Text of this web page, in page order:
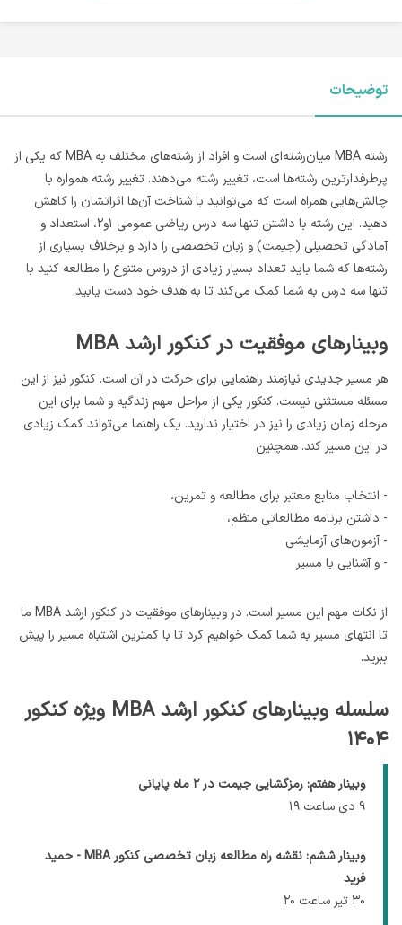
توضیحات
رشته MBA میان‌رشته‌ای است و افراد از رشته‌های مختلف به MBA که یکی از
پرطرفدارترین رشته‌ها است، تغییر رشته می‌دهند. تغییر رشته‌ همواره با
چالش‌هایی همراه است که می‌توانید با شناخت آن‌ها اثراتشان را کاهش
دهید. این رشته با داشتن تنها سه درس ریاضی عمومی ۱و۲، استعداد و
آمادگی تحصیلی (جیمت)‌ و زبان تخصصی را دارد و برخلاف بسیاری از
رشته‌ها که شما باید تعداد بسیار زیادی از دروس متنوع را مطالعه کنید با
تنها سه درس به شما کمک می‌کند تا به هدف‌ خود دست یابید.
وبینارهای موفقیت در کنکور ارشد MBA
هر مسیر جدیدی نیازمند راهنمایی برای حرکت در آن است. کنکور نیز از این
مسئله مستثنی نیست. کنکور یکی از مراحل مهم زندگیه و شما برای این
مرحله زمان زیادی را نیز در اختیار ندارید. یک راهنما می‌تواند کمک زیادی
در این مسیر کند. همچنین
- انتخاب منابع معتبر برای مطالعه و تمرین،
- داشتن برنامه مطالعاتی منظم،
- آزمون‌های آزمایشی
- و آشنایی با مسیر
از نکات مهم این مسیر است. در وبینارهای موفقیت در کنکور ارشد MBA ما
تا انتهای مسیر به شما کمک خواهیم کرد تا با کمترین اشتباه مسیر را پیش
ببرید.
سلسله وبینارهای کنکور ارشد MBA ویژه کنکور
۱۴۰۴
وبینار هفتم: رمزگشایی جیمت در ۲ ماه پایانی
۹ دی ساعت ۱۹
وبینار ششم: نقشه راه مطالعه زبان تخصصی کنکور MBA - حمید
فرید
۳۰ تیر ساعت ۲۰